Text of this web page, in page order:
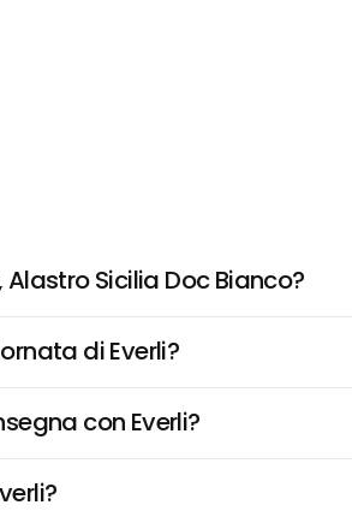
Sicilia Doc Bianco?
di Everli?
con Everli?